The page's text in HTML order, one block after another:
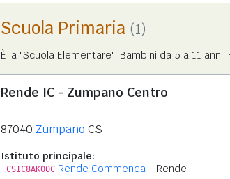
Scuola Primaria (1)
È la "Scuola Elementare". Bambini da 5 a 11
Rende IC - Zumpano Centro
87040 Zumpano CS
Istituto principale:
CSIC8AK00C Rende Commenda - Rende